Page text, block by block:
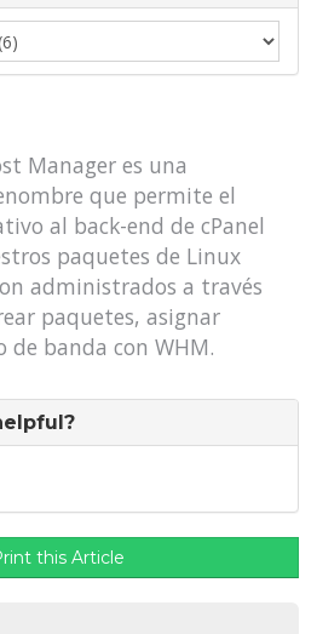
Manager es una
que permite el
al back-end de cPanel
paquetes de Linux
administrados a través
paquetes, asignar
de banda con WHM.
this Article